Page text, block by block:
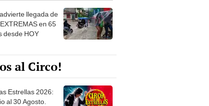
llegada de
en 65
desde HOY
al Circo!
Estrellas 2026:
al 30 Agosto.